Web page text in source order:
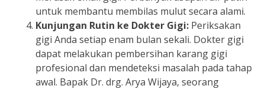
untuk membantu membilas mulut secara alami.
Kunjungan Rutin ke Dokter Gigi: Periksakan
gigi Anda setiap enam bulan sekali. Dokter gigi
dapat melakukan pembersihan karang gigi
profesional dan mendeteksi masalah pada tahap
awal. Bapak Dr. drg. Arya Wijaya, seorang